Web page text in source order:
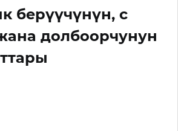
берүүчүнүн, с
долбоорчунун